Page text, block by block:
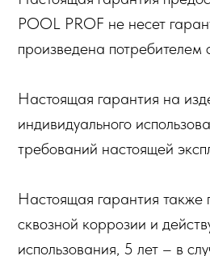
POOL PROF не несет
произведена потребителем
Настоящая гарантия на
индивидуального
требований настоящей
Настоящая гарантия также
сквозной коррозии и
использования, 5 лет – в